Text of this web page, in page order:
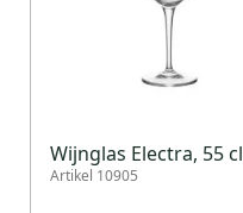
Wijnglas Electra, 55 cl
Artikel 10905